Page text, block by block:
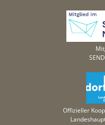
Offizieller